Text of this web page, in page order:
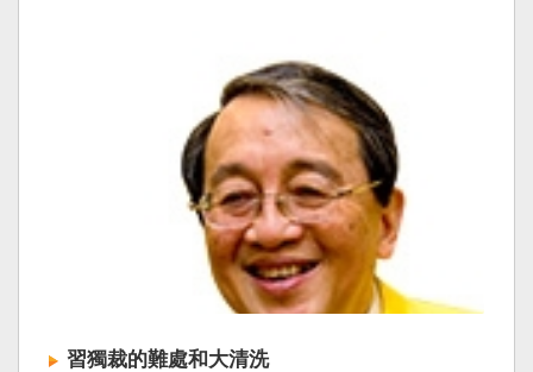
習獨裁的難處和大清洗